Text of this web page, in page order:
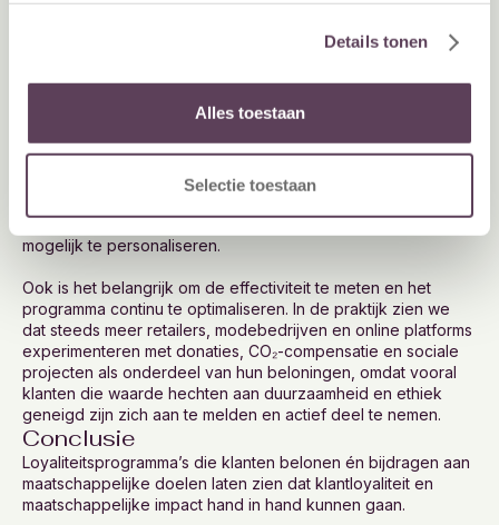
Details tonen
Alles toestaan
Selectie toestaan
betrokkenheid.
Praktische tips
voor bedrijven
Bedrijven die willen profiteren van loyaliteitsprogramma’s die
klanten belonen én goede doelen steunen, doen er goed
aan te zorgen voor een juiste balans tussen directe
klantvoordelen en maatschappelijke impact, transparant te
naadloos in het aankoopproces te integreren en waar
mogelijk te personaliseren.
Ook is het belangrijk om de effectiviteit te meten en het
programma continu te optimaliseren. In de praktijk zien we
dat steeds meer retailers, modebedrijven en online platforms
experimenteren met donaties, CO₂-compensatie en sociale
projecten als onderdeel van hun beloningen, omdat vooral
klanten die waarde hechten aan duurzaamheid en ethiek
geneigd zijn zich aan te melden en actief deel te nemen.
Conclusie
Loyaliteitsprogramma’s die klanten belonen én bijdragen aan
maatschappelijke doelen laten zien dat klantloyaliteit en
maatschappelijke impact hand in hand kunnen gaan.